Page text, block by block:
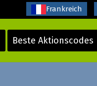
Beste Aktionscodes
Frankreich